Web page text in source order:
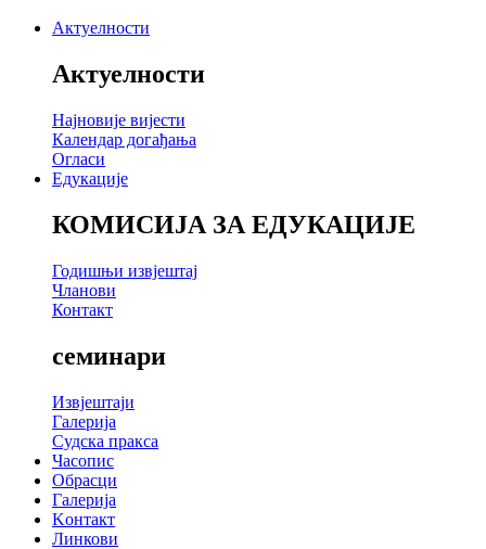
Актуелности
Актуелности
Најновије вијести
Календар догађања
Огласи
Едукације
КОМИСИЈА ЗА ЕДУКАЦИЈЕ
Годишњи извјештај
Чланови
Контакт
семинари
Извјештаји
Галерија
Судска пракса
Часопис
Обрасци
Галерија
Kонтакт
Линкови